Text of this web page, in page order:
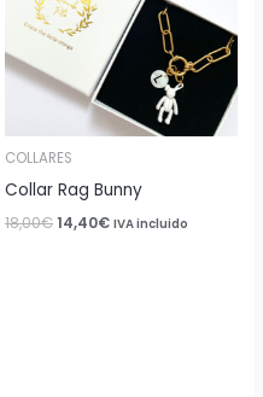
COLLARES
Collar Rag Bunny
18,00€14,40€ IVA incluido